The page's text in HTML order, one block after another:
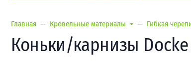
Главная Кровельные материалы Гибкая
Коньки/карнизы